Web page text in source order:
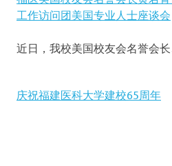
工作访问团美国专业人士座谈会
近日，我校美国校友会名誉会长
庆祝福建医科大学建校65周年